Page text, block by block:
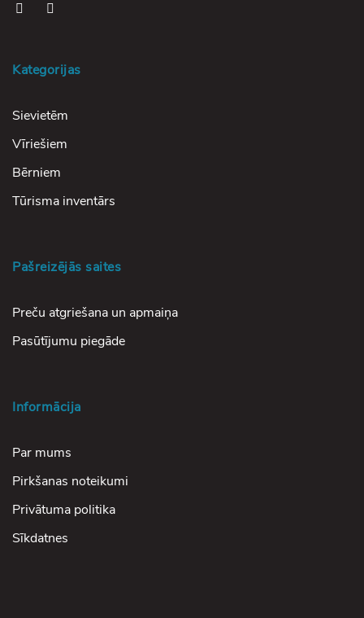
Kategorijas
Sievietēm
Vīriešiem
Bērniem
Tūrisma inventārs
Pašreizējās saites
Preču atgriešana un apmaiņa
Pasūtījumu piegāde
Informācija
Par mums
Pirkšanas noteikumi
Privātuma politika
Sīkdatnes